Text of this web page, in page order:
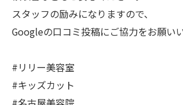
スタッフの励みになりますので、
Googleの口コミ投稿にご協力をお願い
#リリー美容室
#キッズカット